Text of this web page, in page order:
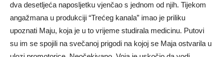
dva desetljeća naposljetku vjenčao s jednom od njih. Tijekom
angažmana u produkciji “Trećeg kanala” imao je priliku
upoznati Maju, koja je u to vrijeme studirala medicinu. Putovi
su im se spojili na svečanoj prigodi na kojoj se Maja ostvarila u